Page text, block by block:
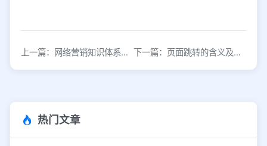
上一篇：网络营销知识体系解析，高效运营仅需两步 下一篇：页面跳转的含义及技术实现原理
热门文章